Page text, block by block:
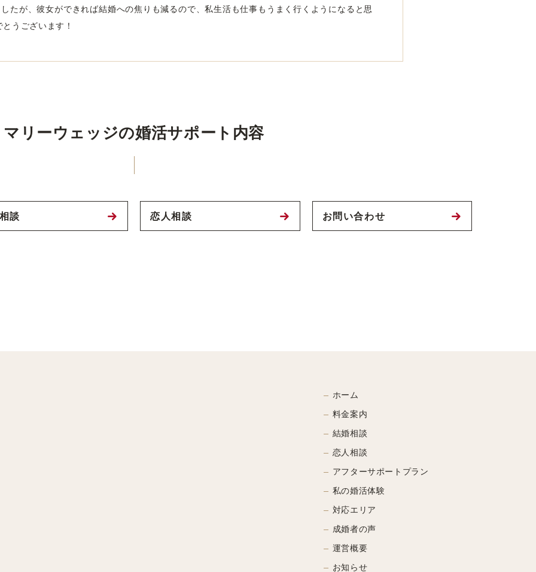
たが、彼女ができれば結婚への焦りも減るので、私生活も仕事もうまく行くようになると思
うございます！
マリーウェッジの婚活サポート内容
談 恋人相談 お問い合わせ
ホーム
料金案内
結婚相談
恋人相談
アフターサポートプラン
私の婚活体験
対応エリア
成婚者の声
運営概要
お知らせ